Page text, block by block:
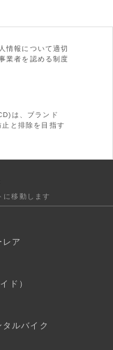
情報について適切
業者を認める制度
は、ブランド
止と排除を目指す
に移動します
ア
ド）
ルバイク